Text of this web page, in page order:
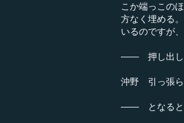
こか端っこの
方なく埋める
いるのですが
―― 押し出して
沖野 引っ張ら
―― となると